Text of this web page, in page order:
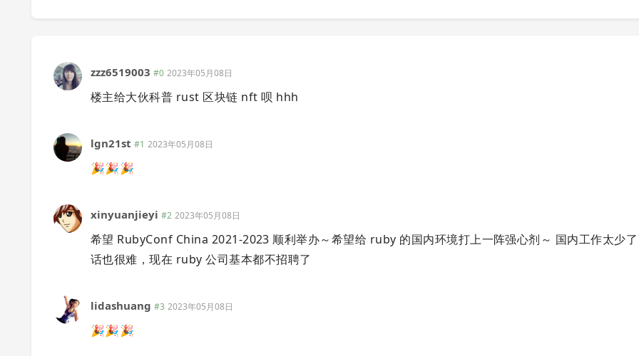
zzz6519003 #0 2023年05月08日
楼主给大伙科普 rust 区块链 nft 呗 hhh
lgn21st #1 2023年05月08日
🎉🎉🎉
xinyuanjieyi #2 2023年05月08日
希望 RubyConf China 2021-2023 顺利举办～希望给 ruby 的国内环境打上一阵强心剂～ 国内工作太少
话也很难，现在 ruby 公司基本都不招聘了
lidashuang #3 2023年05月08日
🎉🎉🎉